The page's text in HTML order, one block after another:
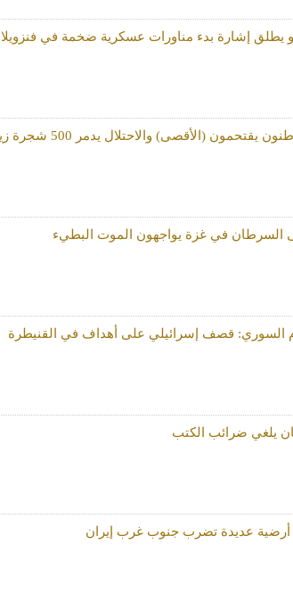
يطلق إشارة بدء مناورات عسكرية ضخمة في فنزويلا
يقتحمون (الأقصى) والاحتلال يدمر 500 شجرة زيتون في الأغوار
في غزة يواجهون الموت البطيء
السوري: قصف إسرائيلي على أهداف في القنيطرة
يلغي ضرائب الكتب
عديدة تضرب جنوب غرب إیران